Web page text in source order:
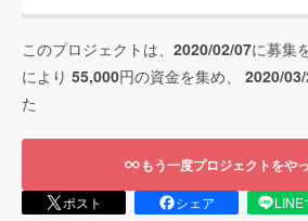
このプロジェクトは、 2020/02/07に募集
により 55,000円の資金を集め、 2020/
た
もう一度プロジェクトをや
ポスト シェア LINE